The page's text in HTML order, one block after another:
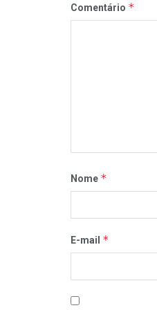
Comentário *
Nome *
E-mail *